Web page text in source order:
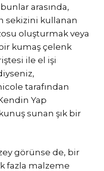
bunlar arasında,
sekizini kullanan
oluşturmak veya
kumaş çelenk
ile el işi
tarafından
Yap
sunan şık bir
görünse de, bir
fazla malzeme